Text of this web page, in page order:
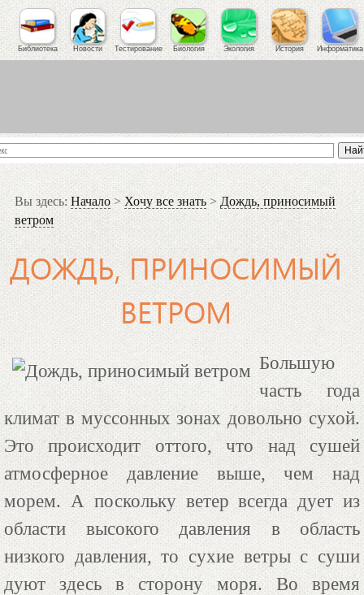
Библиотека Новости Тестирование Биология Экология История Информатика
Вы здесь: Начало > Хочу все знать> Дождь, приносимый
ветром
ДОЖДЬ, ПРИНОСИМЫЙ
ВЕТРОМ
Большую
часть года
климат в муссонных зонах довольно сухой.
Это происходит оттого, что над сушей
атмосферное давление выше, чем над
морем. А поскольку ветер всегда дует из
области высокого давления в область
низкого давления, то сухие ветры с суши
дуют здесь в сторону моря. Во время